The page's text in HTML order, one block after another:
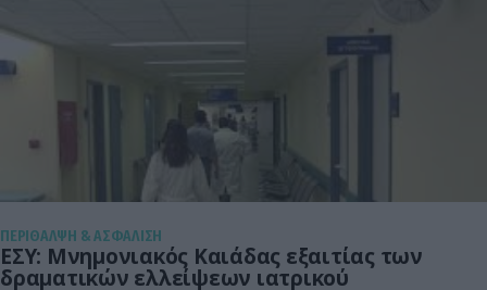
ΠΕΡΙΘΑΛΨΗ & ΑΣΦΑΛΙΣΗ
ΕΣΥ: Μνημονιακός Καιάδας εξαιτίας των
δραματικών ελλείψεων ιατρικού